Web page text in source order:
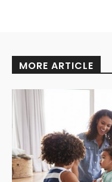
MORE ARTICLE